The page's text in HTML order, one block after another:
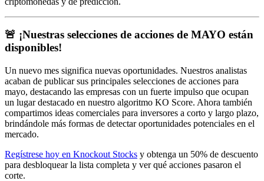
🚨 ¡Nuestras selecciones de acciones de MAYO están
disponibles!
Un nuevo mes significa nuevas oportunidades. Nuestros analistas
acaban de publicar sus principales selecciones de acciones para
mayo, destacando las empresas con un fuerte impulso que ocupan
un lugar destacado en nuestro algoritmo KO Score. Ahora también
compartimos ideas comerciales para inversores a corto y largo plazo,
brindándole más formas de detectar oportunidades potenciales en el
mercado.
Regístrese hoy en Knockout Stocks y obtenga un 50% de descuento
para desbloquear la lista completa y ver qué acciones pasaron el
corte.